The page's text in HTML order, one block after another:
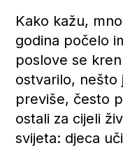
Kako kažu,
godina počelo
poslove se
ostvarilo, nešto
previše, često
ostali za cijeli
svijeta: djeca